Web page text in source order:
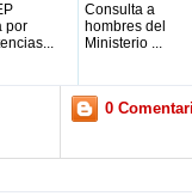
por
Consulta a
hombres del
Ministerio ...
0